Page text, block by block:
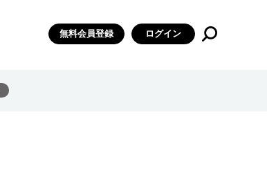
無料会員登録 ログイン